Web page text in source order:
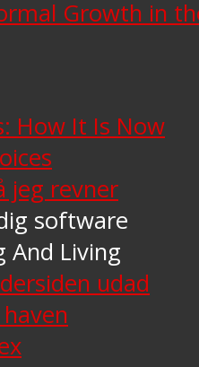
Growth in
How It Is Now
jeg revner
software
And Living
udad